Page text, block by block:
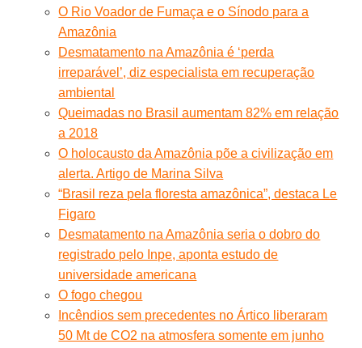
O Rio Voador de Fumaça e o Sínodo para a
Amazônia
Desmatamento na Amazônia é ‘perda
irreparável’, diz especialista em recuperação
ambiental
Queimadas no Brasil aumentam 82% em relação
a 2018
O holocausto da Amazônia põe a civilização em
alerta. Artigo de Marina Silva
“Brasil reza pela floresta amazônica”, destaca Le
Figaro
Desmatamento na Amazônia seria o dobro do
registrado pelo Inpe, aponta estudo de
universidade americana
O fogo chegou
Incêndios sem precedentes no Ártico liberaram
50 Mt de CO2 na atmosfera somente em junho